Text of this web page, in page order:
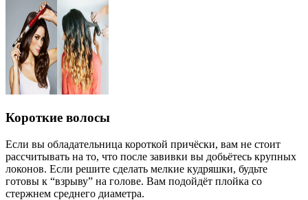
Короткие волосы
Если вы обладательница короткой причёски, вам не стоит
рассчитывать на то, что после завивки вы добьётесь крупных
локонов. Если решите сделать мелкие кудряшки, будьте
готовы к “взрыву” на голове. Вам подойдёт плойка со
стержнем среднего диаметра.